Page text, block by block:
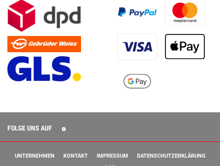
FOLGE UNS AUF
UNTERNEHMEN KONTAKT IMPRESSUM
DATENSCHUTZERKLÄRUNG